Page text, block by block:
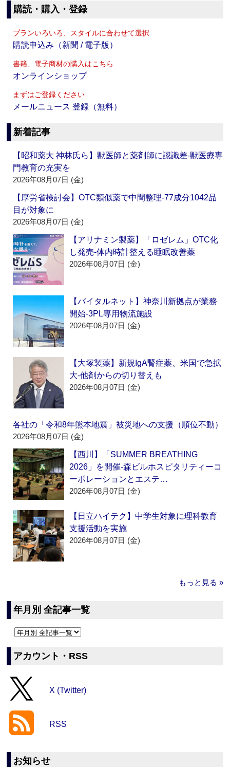
購読・購入・登録
プランいろいろ、スタイルに合わせて選択
購読申込み（新聞 / 電子版）
書籍、電子商材の購入はこちら
オンラインショップ
まずはご登録ください
メールニュース 登録（無料）
新着記事
【昭和薬大 神林氏ら】獣医師と薬剤師に認識差‐獣医療専
門教育の充実を
2026年08月07日 (金)
【厚労省検討会】OTC類似薬で中間整理‐77成分1042品
目が対象に
2026年08月07日 (金)
【アリナミン製薬】「ロゼレム」OTC化
し発売‐体内時計整える睡眠改善薬
2026年08月07日 (金)
【バイタルネット】神奈川新拠点が業務
開始‐3PL専用物流施設
2026年08月07日 (金)
【大塚製薬】新規IgA腎症薬、米国で急拡
大‐他剤からの切り替えも
2026年08月07日 (金)
各社の「令和8年熊本地震」被災地への支援（順位不動）
2026年08月07日 (金)
【西川】「SUMMER BREATHING
2026」を開催‐森ビルホスピタリティーコ
ーポレーションとエステ…
2026年08月07日 (金)
【日立ハイテク】中学生対象に理科教育
支援活動を実施
2026年08月07日 (金)
もっと見る »
年月別 全記事一覧
アカウント・RSS
X (Twitter)
RSS
お知らせ